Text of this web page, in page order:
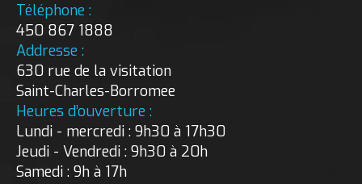
Téléphone :
450 867 1888
Addresse :
630 rue de la visitation
Saint-Charles-Borromee
Heures d’ouverture :
Lundi - mercredi : 9h30 à 17h30
Jeudi - Vendredi : 9h30 à 20h
Samedi : 9h à 17h